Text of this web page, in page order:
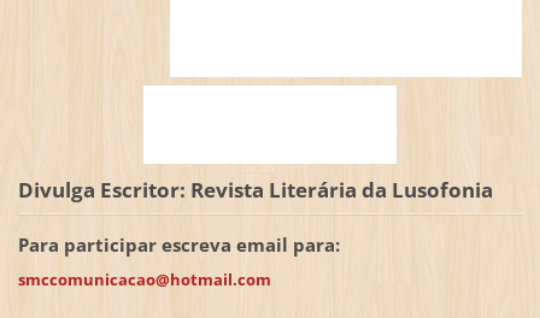
Divulga Escritor: Revista Literária da Lusofonia
Para participar escreva email para:
smccomunicacao@hotmail.com